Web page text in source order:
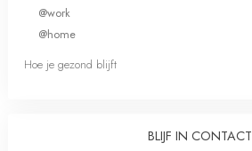
@work
@home
Hoe je gezond blijft
BLIJF IN CONTACT